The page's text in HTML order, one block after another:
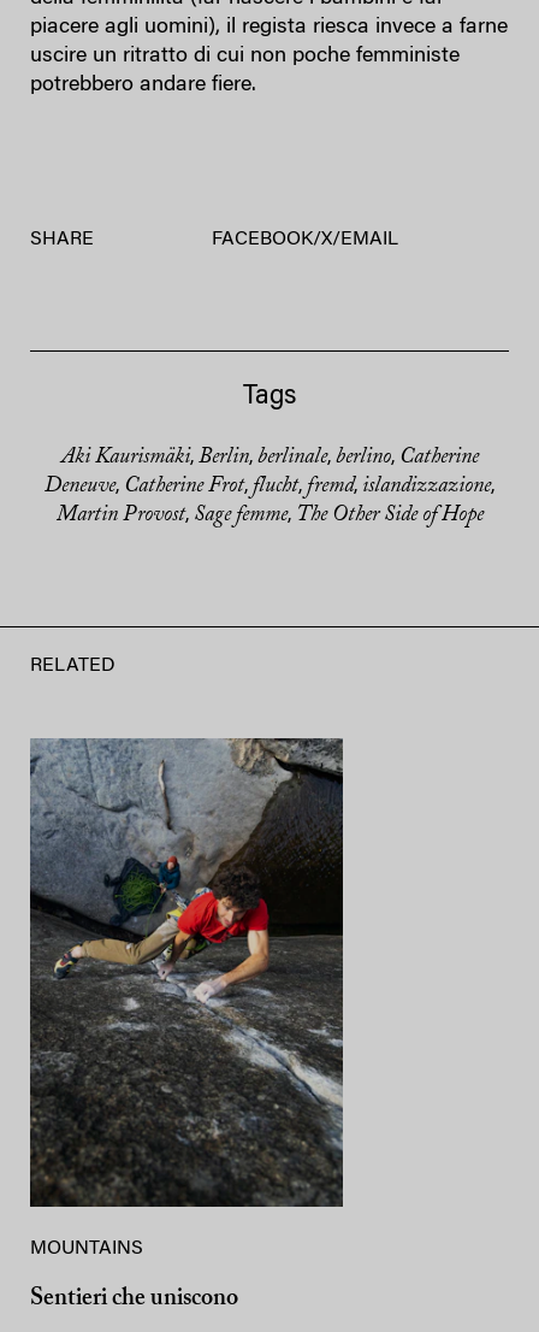
piacere agli uomini), il regista riesca invece a farne
uscire un ritratto di cui non poche femministe
potrebbero andare fiere.
SHARE FACEBOOK/X/ EMAIL
Tags
Aki Kaurismäki, Berlin, berlinale, berlino, Catherine
Deneuve, Catherine Frot, flucht, fremd, islandizzazione,
Martin Provost, Sage femme, The Other Side of Hope
RELATED
MOUNTAINS
Sentieri che uniscono